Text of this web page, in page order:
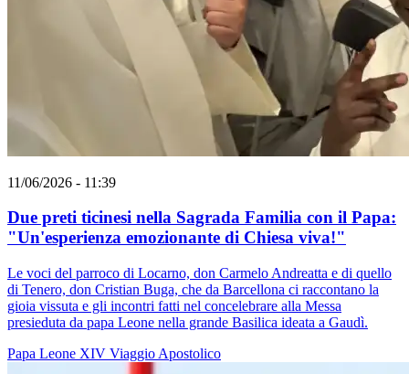
11/06/2026 - 11:39
Due preti ticinesi nella Sagrada Familia con il Papa:
"Un'esperienza emozionante di Chiesa viva!"
Le voci del parroco di Locarno, don Carmelo Andreatta e di quello
di Tenero, don Cristian Buga, che da Barcellona ci raccontano la
gioia vissuta e gli incontri fatti nel concelebrare alla Messa
presieduta da papa Leone nella grande Basilica ideata a Gaudì.
Papa Leone XIV Viaggio Apostolico